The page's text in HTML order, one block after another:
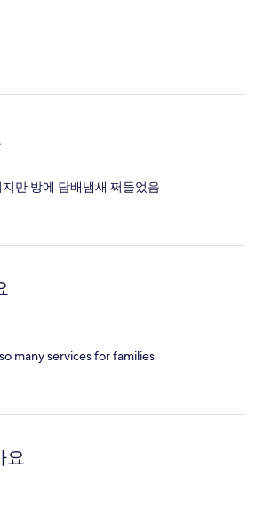
만 방에 담배냄새 쩌들었음
many services for families
요